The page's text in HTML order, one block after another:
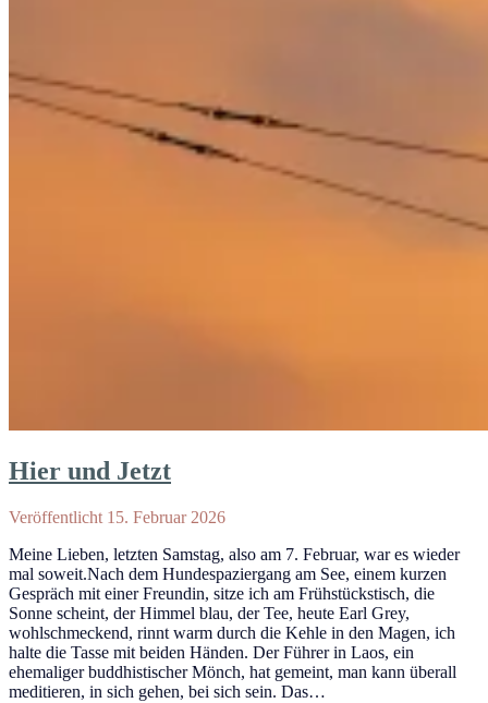
Hier und Jetzt
Veröffentlicht 15. Februar 2026
Meine Lieben, letzten Samstag, also am 7. Februar, war es wieder
mal soweit.Nach dem Hundespaziergang am See, einem kurzen
Gespräch mit einer Freundin, sitze ich am Frühstückstisch, die
Sonne scheint, der Himmel blau, der Tee, heute Earl Grey,
wohlschmeckend, rinnt warm durch die Kehle in den Magen, ich
halte die Tasse mit beiden Händen. Der Führer in Laos, ein
ehemaliger buddhistischer Mönch, hat gemeint, man kann überall
meditieren, in sich gehen, bei sich sein. Das…